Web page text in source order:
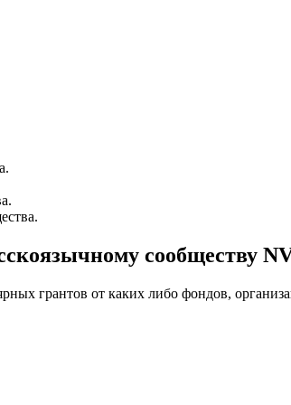
сообществу
грантов от каких либо фондов,